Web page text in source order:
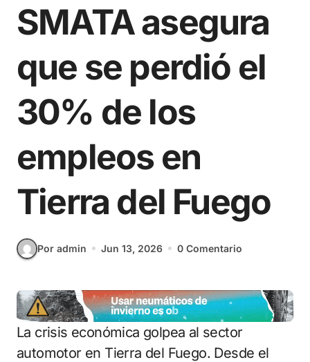
SMATA asegura
que se perdió el
30% de los
empleos en
Tierra del Fuego
Por admin Jun 13, 2026 0 Comentario
La crisis económica golpea al sector
automotor en Tierra del Fuego. Desde el